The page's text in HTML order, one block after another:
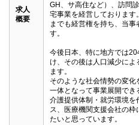
求人
概要
GH、サ高住など）、訪問
宅事業を経営しております
までも経営権を持ち、当
す。
今後日本、特に地方では
け、その後は人口減少に
ます。
そのような社会情勢の変
一体となって事業展開で
介護提供体制・就労環境
ス、医療機関支援会社の
たいと思っています。